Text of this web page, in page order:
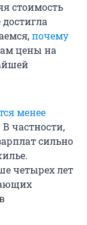
стоимость
почему
цены на
менее
частности,
сильно
четырех лет